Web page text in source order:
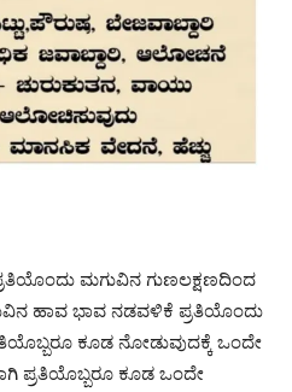
ಮಗುವಿನ ಗುಣಲಕ್ಷಣದಿಂದ
ಹಾವ ಭಾವ ನಡವಳಿಕೆ ಪ್ರತಿಯೊಂದು
ಕೂಡ ನೋಡುವುದಕ್ಕೆ ಒಂದೇ
ಪ್ರತಿಯೊಬ್ಬರೂ ಕೂಡ ಒಂದೇ